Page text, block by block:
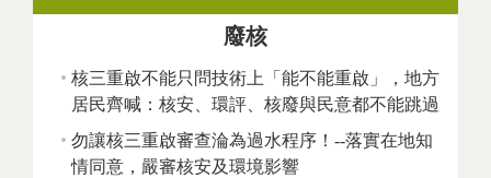
廢核
核三重啟不能只問技術上「能不能重啟」，地方
居民齊喊：核安、環評、核廢與民意都不能跳過
勿讓核三重啟審查淪為過水程序！--落實在地知
情同意，嚴審核安及環境影響